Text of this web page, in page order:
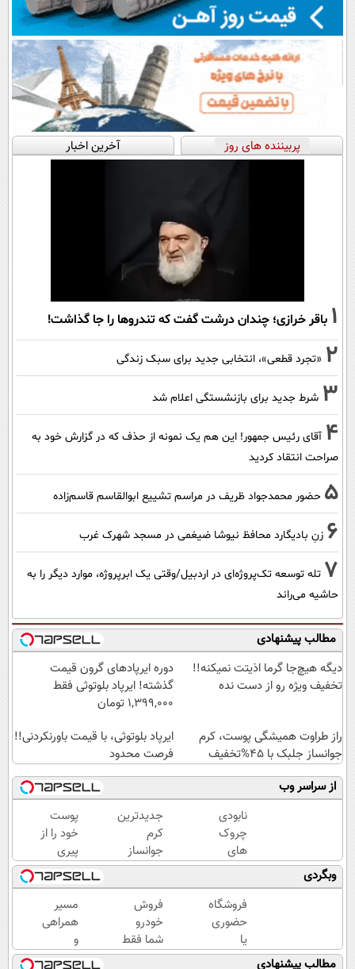
پربیننده های روز آخرین اخبار
1 باقر خرازی؛ چندان درشت گفت که تندروها را جا گذاشت!
2 «تجرد قطعی»، انتخابی جدید برای سبک زندگی
3 شرط جدید برای بازنشستگی اعلام شد
4 آقای رئیس جمهور! این هم یک نمونه از حذف که در گزارش خود به
صراحت انتقاد کردید
5 حضور محمدجواد ظریف در مراسم تشییع ابوالقاسم قاسم‌زاده
6 زنِ بادیگارد محافظ نیوشا ضیغمی در مسجد شهرک غرب
7 تله توسعه تک‌پروژه‌ای در اردبیل/وقتی یک ابرپروژه، موارد دیگر را به
حاشیه می‌راند
مطالب پیشنهادی
دیگه هیچ‌جا گرما اذیتت نمیکنه!!
تخفیف ویژه رو از دست نده
دوره ایرپاد‌های گرون قیمت
گذشته! ایرپاد بلوتوثی فقط
1,399,000 تومان
راز طراوت همیشگی پوست، کرم
جوانساز جلبک با 45%تخفیف
ایرپاد بلوتوثی، با قیمت باورنکردنی!!
فرصت محدود
از سراسر وب
نابودی
چروک
های
سطحی
و عمقی
پوست با
کرم
آلمانی(45%تخفیف)
جدیدترین
کرم
جوانساز
حاوی
جلبک
اسپیرولینا!
( لینک
خرید با
تخفیف
پوست
خود را از
پیری
نجات
دهید!با
کرم
ضدچروک
جلبک
وبگردی
فروشگاه
حضوری
یا
اینترنتی
فروش
خودرو
شما فقط
با یک
مسیر
همراهی
و
گزارش
مطالب پیشنهادی